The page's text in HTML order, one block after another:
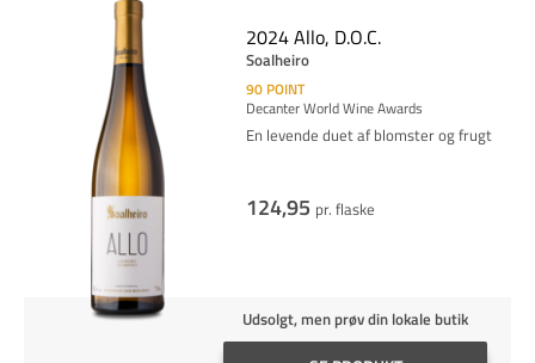
2024 Allo, D.O.C.
Soalheiro
90 POINT
Decanter World Wine Awards
En levende duet af blomster og frugt
124,95 pr. flaske
Udsolgt, men prøv din lokale butik